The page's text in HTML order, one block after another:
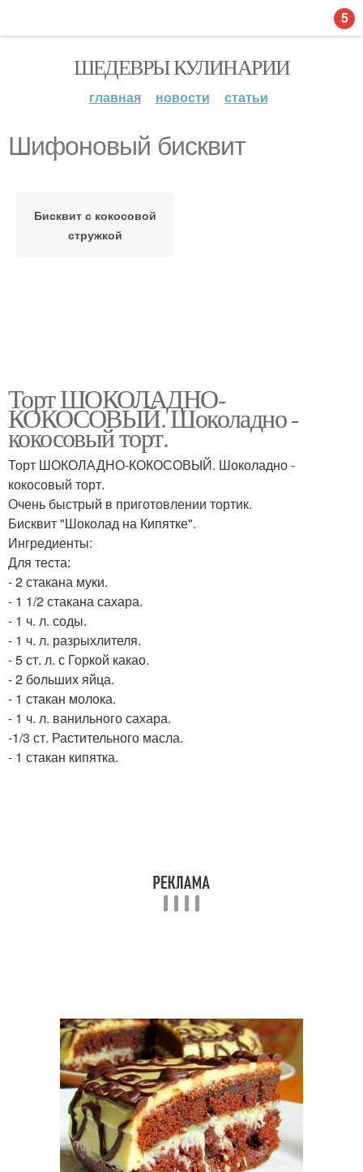
ШЕДЕВРЫ КУЛИНАРИИ
главная новости статьи
Шифоновый бисквит
Бисквит с кокосовой
стружкой
Торт ШОКОЛАДНО-
КОКОСОВЫЙ. Шоколадно -
кокосовый торт.
Торт ШОКОЛАДНО-КОКОСОВЫЙ. Шоколадно -
кокосовый торт.
Очень быстрый в приготовлении тортик.
Бисквит "Шоколад на Кипятке".
Ингредиенты:
Для теста:
- 2 стакана муки.
- 1 1/2 стакана сахара.
- 1 ч. л. соды.
- 1 ч. л. разрыхлителя.
- 5 ст. л. с Горкой какао.
- 2 больших яйца.
- 1 стакан молока.
- 1 ч. л. ванильного сахара.
-1/3 ст. Растительного масла.
- 1 стакан кипятка.
5